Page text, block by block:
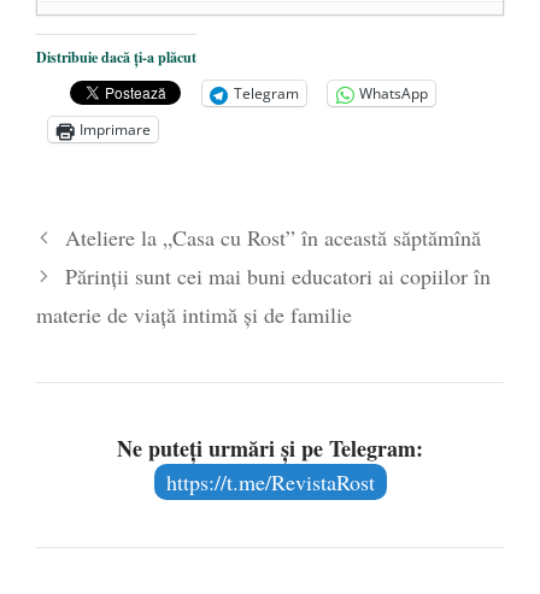
Centenarul Tratatului de la Trianon (4
iunie 1920 – 4 iunie 2020) - 3 iunie 2020
Curtea Constituțională: Amenzile de
pandemie sînt ilegale, dar le veți plăti
vaccineze obligatoriu toată viața - 26
aprilie 2020
Distribuie dacă ți-a plăcut
Telegram
WhatsApp
Imprimare
Ateliere la „Casa cu Rost” în această săptămînă
Părinții sunt cei mai buni educatori ai copiilor în
materie de viață intimă și de familie
Ne puteți urmări și pe Telegram:
https://t.me/RevistaRost